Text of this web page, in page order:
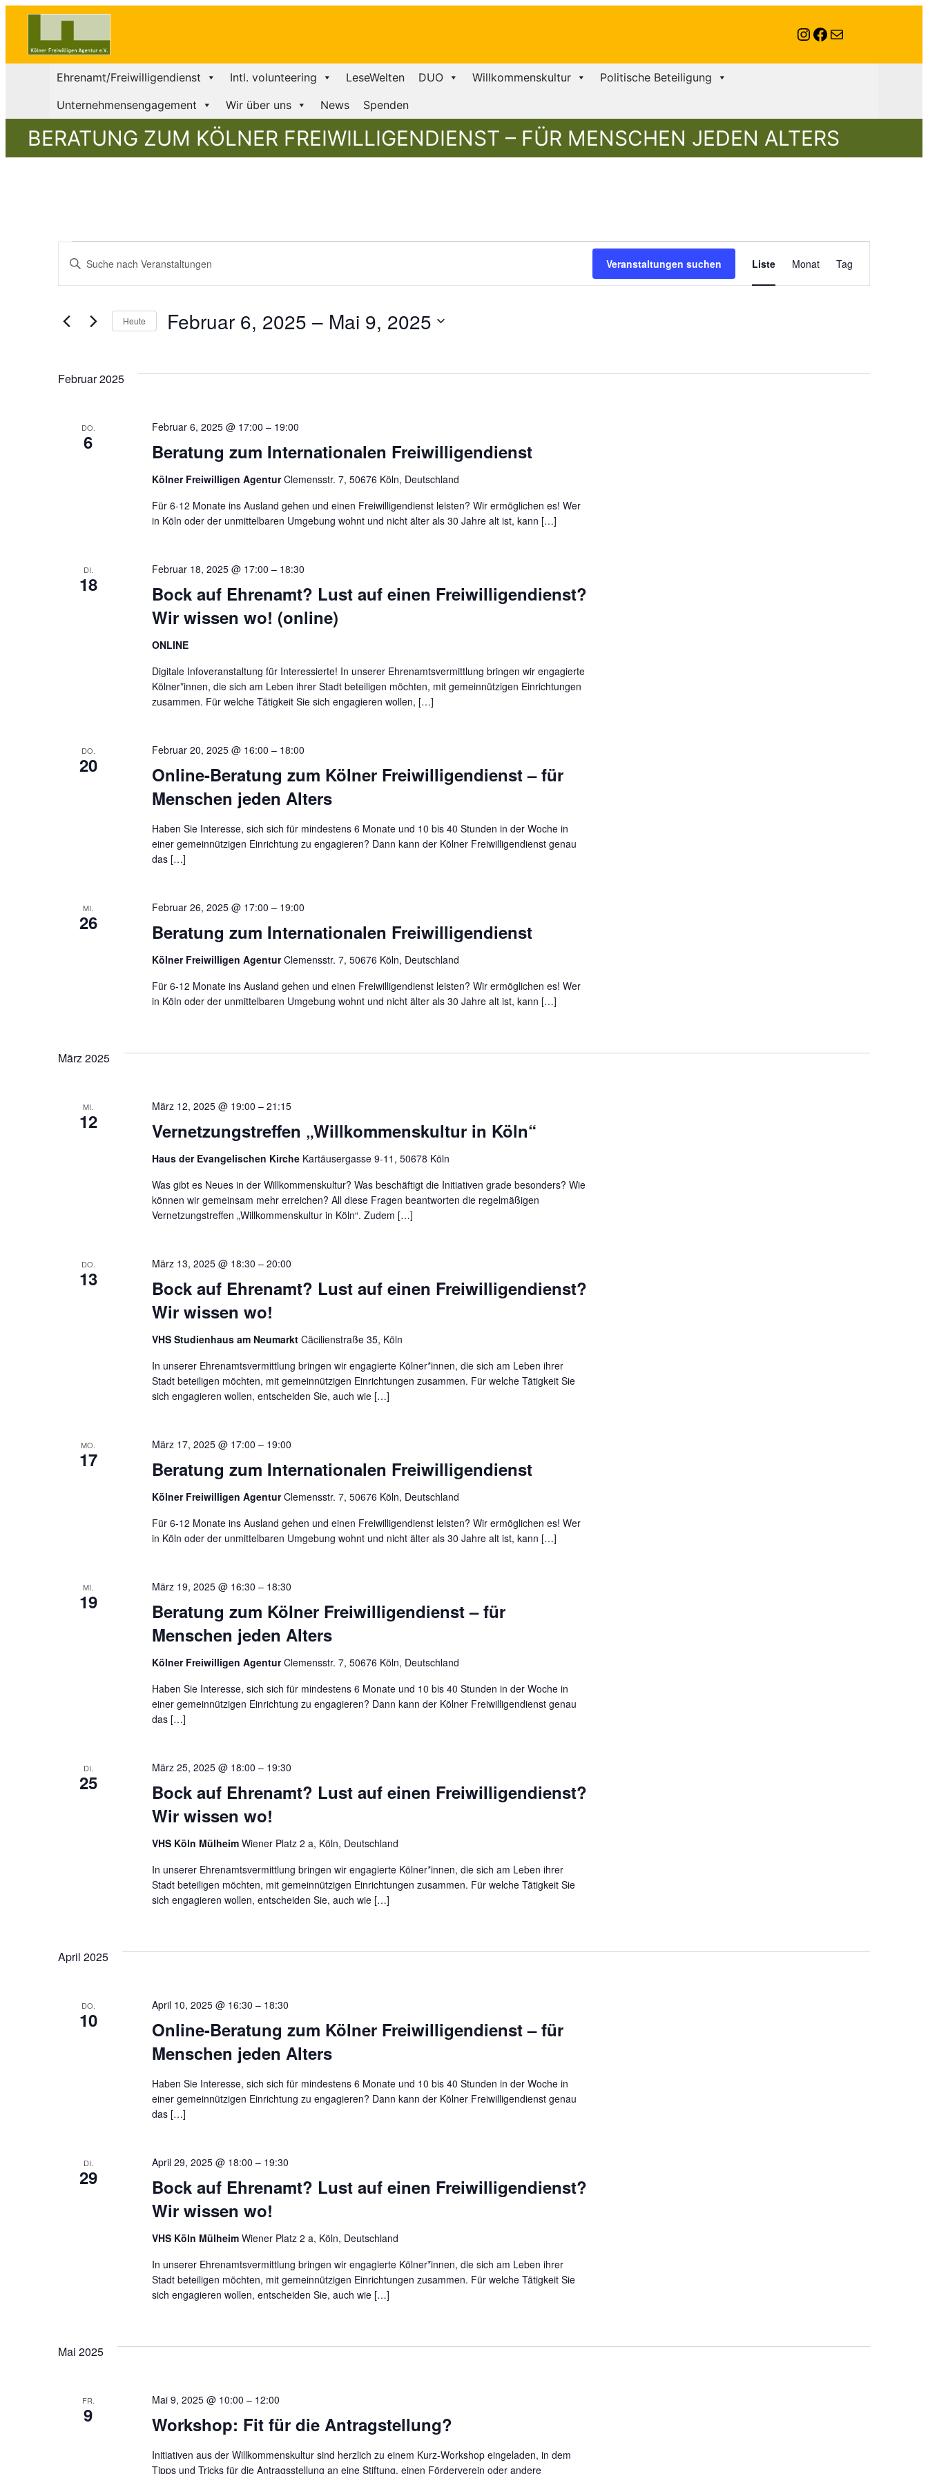
Instagram
Facebook
E-Mail
Ehrenamt/Freiwilligendienst Intl. volunteering LeseWelten DUO Willkommenskultur
Politische Beteiligung
Unternehmensengagement
Wir über uns News Spenden
BERATUNG ZUM KÖLNER FREIWILLIGENDIENST – FÜR MENSCHEN JEDEN ALTERS
Veranstaltungen
Veranstaltungen
Suche
Ansichten,
Navigation
Bitte
Suche
Schlüsselwort.
Veranstaltungen suchen Liste Monat Tag
Heute Februar 6, 2025 – Mai 9, 2025
Februar 2025
DO.
6 Beratung zum Internationalen Freiwilligendienst
Februar 6, 2025 @ 17:00 – 19:00
Kölner Freiwilligen AgenturClemensstr. 7, 50676 Köln, Deutschland
Für 6-12 Monate ins Ausland gehen und einen Freiwilligendienst leisten? Wir ermöglichen es! Wer
in Köln oder der unmittelbaren Umgebung wohnt und nicht älter als 30 Jahre alt ist, kann […]
DI.
18
Bock auf Ehrenamt? Lust auf einen Freiwilligendienst?
Wir wissen wo! (online)
Februar 18, 2025 @ 17:00 – 18:30
ONLINE
Digitale Infoveranstaltung für Interessierte! In unserer Ehrenamtsvermittlung bringen wir engagierte
Kölner*innen, die sich am Leben ihrer Stadt beteiligen möchten, mit gemeinnützigen Einrichtungen
zusammen. Für welche Tätigkeit Sie sich engagieren wollen, […]
DO.
20
Online-Beratung zum Kölner Freiwilligendienst – für
Menschen jeden Alters
Februar 20, 2025 @ 16:00 – 18:00
Haben Sie Interesse, sich sich für mindestens 6 Monate und 10 bis 40 Stunden in der Woche in
einer gemeinnützigen Einrichtung zu engagieren? Dann kann der Kölner Freiwilligendienst genau
das […]
MI.
26 Beratung zum Internationalen Freiwilligendienst
Februar 26, 2025 @ 17:00 – 19:00
Kölner Freiwilligen AgenturClemensstr. 7, 50676 Köln, Deutschland
Für 6-12 Monate ins Ausland gehen und einen Freiwilligendienst leisten? Wir ermöglichen es! Wer
in Köln oder der unmittelbaren Umgebung wohnt und nicht älter als 30 Jahre alt ist, kann […]
März 2025
MI.
12 Vernetzungstreffen „Willkommenskultur in Köln“
März 12, 2025 @ 19:00 – 21:15
Haus der Evangelischen Kirche Kartäusergasse 9-11, 50678 Köln
Was gibt es Neues in der Willkommenskultur? Was beschäftigt die Initiativen grade besonders? Wie
können wir gemeinsam mehr erreichen? All diese Fragen beantworten die regelmäßigen
Vernetzungstreffen „Willkommenskultur in Köln“. Zudem […]
DO.
13
Bock auf Ehrenamt? Lust auf einen Freiwilligendienst?
Wir wissen wo!
März 13, 2025 @ 18:30 – 20:00
VHS Studienhaus am Neumarkt Cäcilienstraße 35, Köln
In unserer Ehrenamtsvermittlung bringen wir engagierte Kölner*innen, die sich am Leben ihrer
Stadt beteiligen möchten, mit gemeinnützigen Einrichtungen zusammen. Für welche Tätigkeit Sie
sich engagieren wollen, entscheiden Sie, auch wie […]
MO.
17 Beratung zum Internationalen Freiwilligendienst
März 17, 2025 @ 17:00 – 19:00
Kölner Freiwilligen AgenturClemensstr. 7, 50676 Köln, Deutschland
Für 6-12 Monate ins Ausland gehen und einen Freiwilligendienst leisten? Wir ermöglichen es! Wer
in Köln oder der unmittelbaren Umgebung wohnt und nicht älter als 30 Jahre alt ist, kann […]
MI.
19
Beratung zum Kölner Freiwilligendienst – für
Menschen jeden Alters
März 19, 2025 @ 16:30 – 18:30
Kölner Freiwilligen AgenturClemensstr. 7, 50676 Köln, Deutschland
Haben Sie Interesse, sich sich für mindestens 6 Monate und 10 bis 40 Stunden in der Woche in
einer gemeinnützigen Einrichtung zu engagieren? Dann kann der Kölner Freiwilligendienst genau
das […]
DI.
25
Bock auf Ehrenamt? Lust auf einen Freiwilligendienst?
Wir wissen wo!
März 25, 2025 @ 18:00 – 19:30
VHS Köln Mülheim Wiener Platz 2 a, Köln, Deutschland
In unserer Ehrenamtsvermittlung bringen wir engagierte Kölner*innen, die sich am Leben ihrer
Stadt beteiligen möchten, mit gemeinnützigen Einrichtungen zusammen. Für welche Tätigkeit Sie
sich engagieren wollen, entscheiden Sie, auch wie […]
April 2025
DO.
10
Online-Beratung zum Kölner Freiwilligendienst – für
Menschen jeden Alters
April 10, 2025 @ 16:30 – 18:30
Haben Sie Interesse, sich sich für mindestens 6 Monate und 10 bis 40 Stunden in der Woche in
einer gemeinnützigen Einrichtung zu engagieren? Dann kann der Kölner Freiwilligendienst genau
das […]
DI.
29
Bock auf Ehrenamt? Lust auf einen Freiwilligendienst?
Wir wissen wo!
April 29, 2025 @ 18:00 – 19:30
VHS Köln Mülheim Wiener Platz 2 a, Köln, Deutschland
In unserer Ehrenamtsvermittlung bringen wir engagierte Kölner*innen, die sich am Leben ihrer
Stadt beteiligen möchten, mit gemeinnützigen Einrichtungen zusammen. Für welche Tätigkeit Sie
sich engagieren wollen, entscheiden Sie, auch wie […]
Mai 2025
FR.
9 Workshop: Fit für die Antragstellung?
Mai 9, 2025 @ 10:00 – 12:00
Initiativen aus der Willkommenskultur sind herzlich zu einem Kurz-Workshop eingeladen, in dem
Tipps und Tricks für die Antragsstellung an eine Stiftung, einen Förderverein oder andere